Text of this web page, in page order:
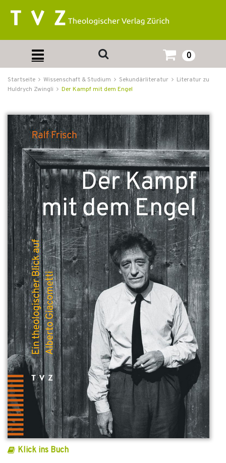
0
Startseite Wissenschaft & Studium Sekundärliteratur
Literatur zu
Huldrych Zwingli
Der Kampf mit dem Engel
Klick ins Buch